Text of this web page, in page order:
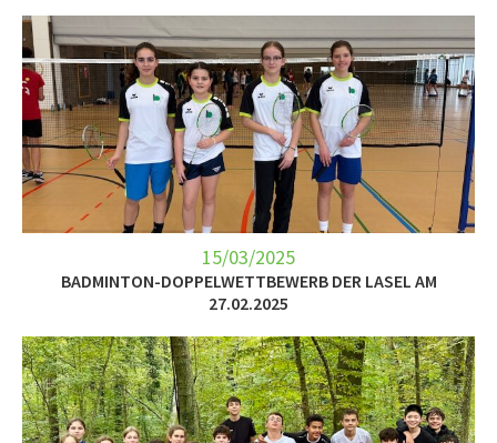
SERVICES
APPRENTISSAGE
APPLIS
15/03/2025
BADMINTON-DOPPELWETTBEWERB DER LASEL AM
27.02.2025